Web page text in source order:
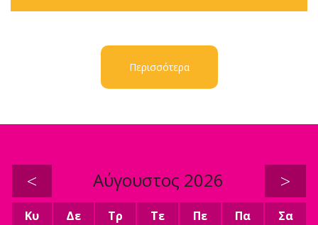
Περισσότερα
< Αύγουστος 2026 >
Κυ Δε Τρ Τε Πε Πα
Σα